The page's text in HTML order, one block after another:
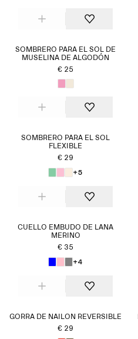
SOMBRERO PARA EL SOL DE
MUSELINA DE ALGODÓN
€ 25
SOMBRERO PARA EL SOL
FLEXIBLE
€ 29
+5
CUELLO EMBUDO DE LANA
MERINO
€ 35
+4
GORRA DE NAILON REVERSIBLE
€ 29